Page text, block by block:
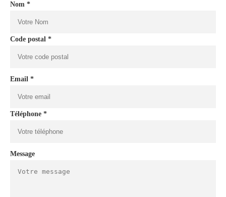
Nom *
Code postal *
Email *
Téléphone *
Message